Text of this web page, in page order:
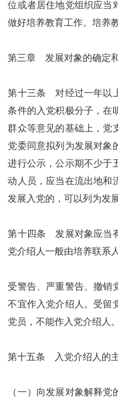
位或者居住地党组织应当
做好培养教育工作。培养
第三章 发展对象的确定
第十三条 对经过一年以
条件的入党积极分子，在
群众等意见的基础上，党
党委同意拟列为发展对象
进行公示，公示期不少于
动人员，应当在流出地和
发展入党的，可以列为发
第十四条 发展对象应当
党介绍人一般由培养联系
受警告、严重警告、撤销
不宜作入党介绍人。受留
党员，不能作入党介绍人。
第十五条 入党介绍人的
（一）向发展对象解释党